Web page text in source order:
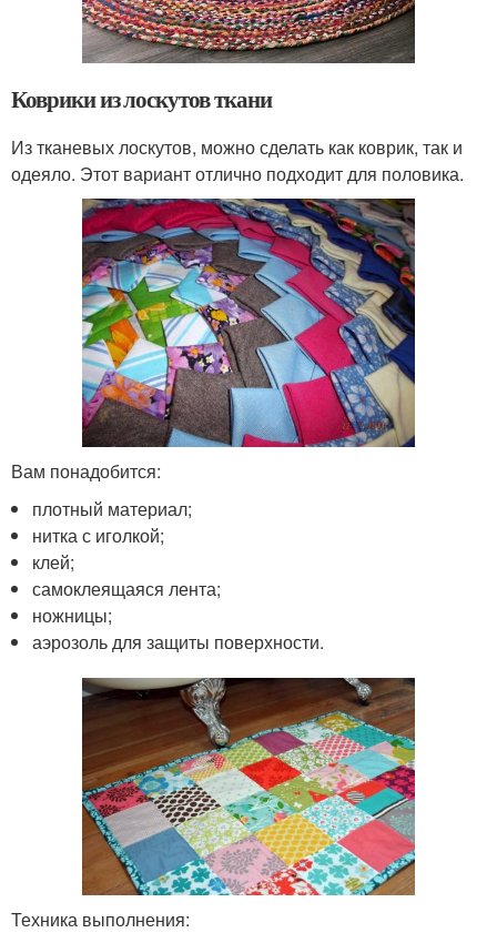
Коврики из лоскутов ткани
Из тканевых лоскутов, можно сделать как коврик, так и
одеяло. Этот вариант отлично подходит для половика.
Вам понадобится:
плотный материал;
нитка с иголкой;
клей;
самоклеящаяся лента;
ножницы;
аэрозоль для защиты поверхности.
Техника выполнения: